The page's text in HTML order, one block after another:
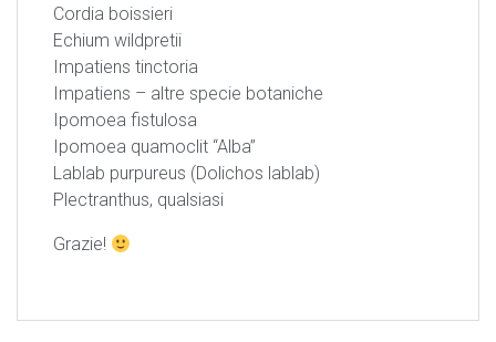
Cordia boissieri
Echium wildpretii
Impatiens tinctoria
Impatiens – altre specie botaniche
Ipomoea fistulosa
Ipomoea quamoclit “Alba”
Lablab purpureus (Dolichos lablab)
Plectranthus, qualsiasi
Grazie!